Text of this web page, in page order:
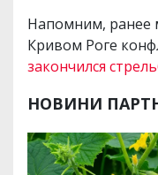
Напомним, ранее
Кривом Роге
закончился